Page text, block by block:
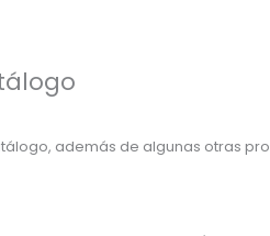
además de algunas otras